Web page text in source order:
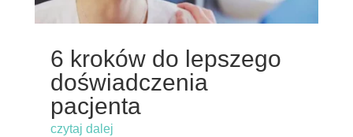
6 kroków do lepszego
doświadczenia
pacjenta
czytaj dalej